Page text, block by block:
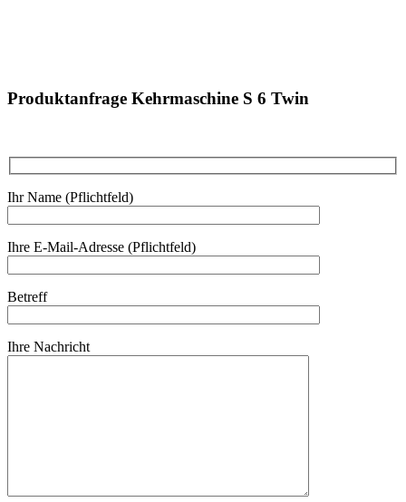
Produktanfrage Kehrmaschine S 6 Twin
Ihr Name (Pflichtfeld)
Ihre E-Mail-Adresse (Pflichtfeld)
Betreff
Ihre Nachricht